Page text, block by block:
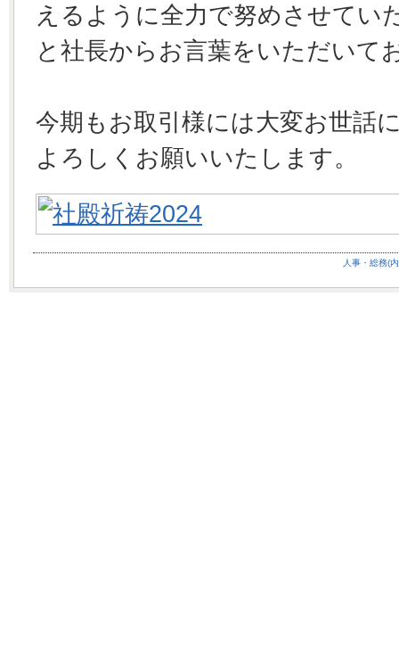
えるように全力で努めさせてい
と社長からお言葉をいただいて
今期もお取引様には大変お世話
よろしくお願いいたします。
人事・総務(